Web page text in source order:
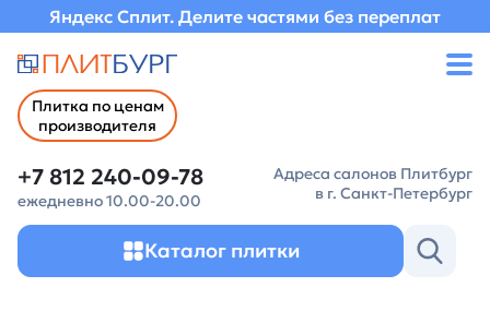
Яндекс Сплит. Делите частями без переплат
Плитка по ценам
производителя
+7 812 240-09-78
ежедневно 10.00-20.00
Адреса салонов Плитбург
в г. Санкт-Петербург
Каталог плитки